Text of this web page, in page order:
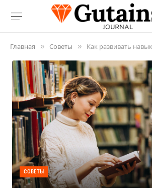
Главная » Советы » Как развивать навыки
СОВЕТЫ